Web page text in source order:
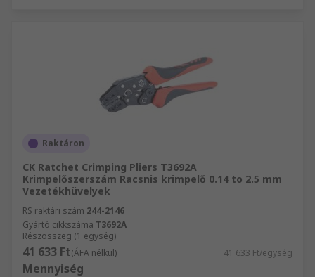
Raktáron
CK Ratchet Crimping Pliers T3692A
Krimpelőszerszám Racsnis krimpelő 0.14 to 2.5 mm
Vezetékhüvelyek
RS raktári szám 244-2146
Gyártó cikkszáma T3692A
Részösszeg (1 egység)
41 633 Ft(ÁFA nélkül) 41 633 Ft/egység
Mennyiség